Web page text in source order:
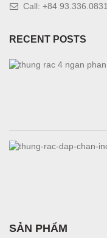
Call: +84 93.336.0831
RECENT POSTS
SẢN PHẨM